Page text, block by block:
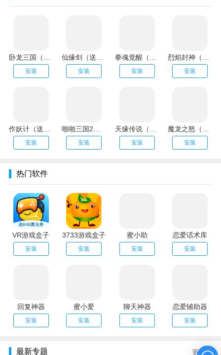
安装 安装 安装 安装
安装 安装 安装 安装
热门软件
VR游戏盒子
安装
3733游戏盒子
安装
蜜小助
安装
恋爱话术库
安装
回复神器
安装
蜜小爱
安装
聊天神器
安装
恋爱辅助器
安装
最新专题 更多